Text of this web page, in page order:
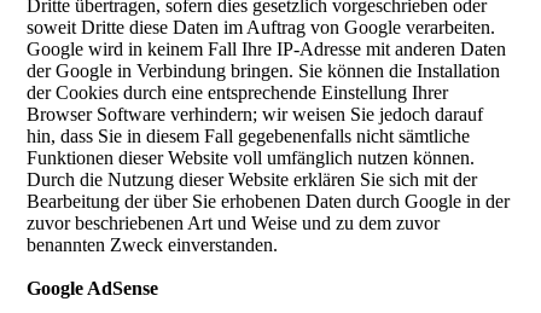
Dritte übertragen, sofern dies gesetzlich vorgeschrieben oder
soweit Dritte diese Daten im Auftrag von Google verarbeiten.
Google wird in keinem Fall Ihre IP-Adresse mit anderen Daten
der Google in Verbindung bringen. Sie können die Installation
der Cookies durch eine entsprechende Einstellung Ihrer
Browser Software verhindern; wir weisen Sie jedoch darauf
hin, dass Sie in diesem Fall gegebenenfalls nicht sämtliche
Funktionen dieser Website voll umfänglich nutzen können.
Durch die Nutzung dieser Website erklären Sie sich mit der
Bearbeitung der über Sie erhobenen Daten durch Google in der
zuvor beschriebenen Art und Weise und zu dem zuvor
benannten Zweck einverstanden.
Google AdSense